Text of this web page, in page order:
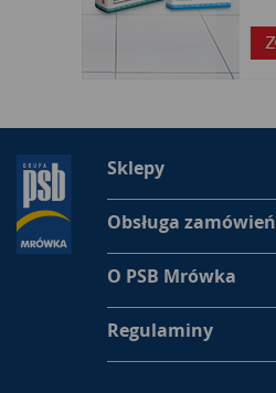
Sklepy
Obsługa zamówień
O PSB Mrówka
Regulaminy